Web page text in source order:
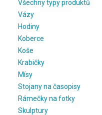
Všechny typy produktů
Vázy
Hodiny
Koberce
Koše
Krabičky
Mísy
Stojany na časopisy
Rámečky na fotky
Skulptury